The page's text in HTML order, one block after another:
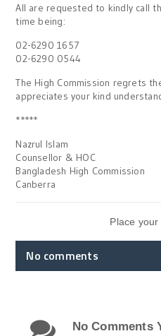
All are requested to kindly call
time being:
02-6290 1657
02-6290 0544
The High Commission regrets
appreciates your kind
*****
Nazrul Islam
Counsellor & HOC
Bangladesh High Commission
Canberra
Place
No comments
No Comments